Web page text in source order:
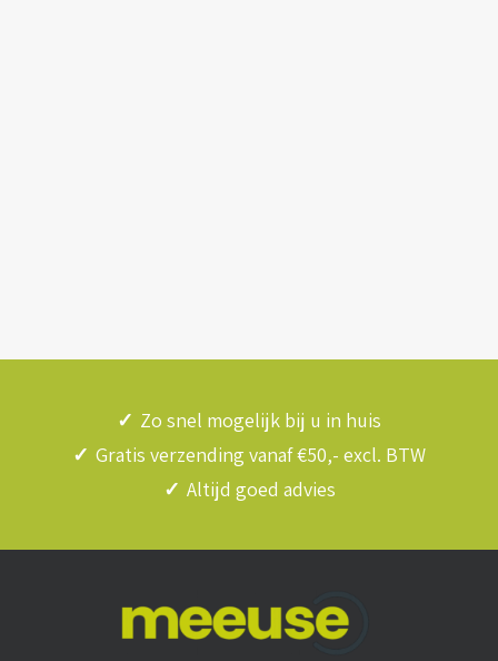
✓ Zo snel mogelijk bij u in huis
✓ Gratis verzending vanaf €50,- excl. BTW
✓ Altijd goed advies